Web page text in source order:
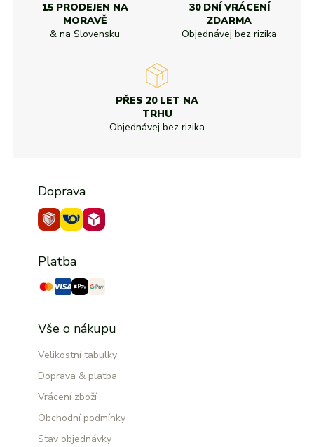
15 PRODEJEN NA
MORAVĚ
& na Slovensku
30 DNÍ VRÁCENÍ
ZDARMA
Objednávej bez rizika
PŘES 20 LET NA
TRHU
Objednávej bez rizika
Doprava
Platba
Vše o nákupu
Velikostní tabulky
Doprava & platba
Vrácení zboží
Obchodní podmínky
Stav objednávky